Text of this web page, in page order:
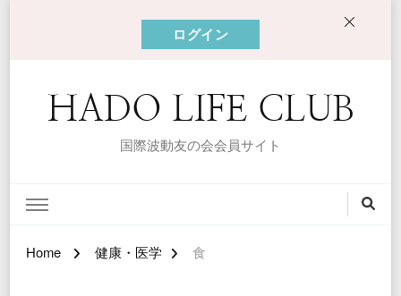
ログイン
HADO LIFE CLUB
国際波動友の会会員サイト
Home 健康・医学 食